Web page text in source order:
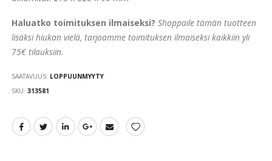
Haluatko toimituksen ilmaiseksi?Shoppaile tämän tuotteen
lisäksi hiukan vielä, tarjoamme toimituksen ilmaiseksi kaikkiin yli
75€ tilauksiin.
SAATAVUUS: LOPPUUNMYYTY
SKU 313581